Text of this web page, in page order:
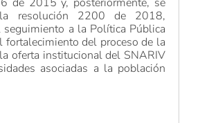
resolución 2200 de 2018,
seguimiento a la Política Pública
fortalecimiento del proceso de la
oferta institucional del SNARIV
asociadas a la población